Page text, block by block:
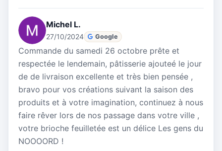
Michel L.
27/10/2024 Google
Commande du samedi 26 octobre prête et
respectée le lendemain, pâtisserie ajouteé le jour
de de livraison excellente et très bien pensée ,
bravo pour vos créations suivant la saison des
produits et à votre imagination, continuez à nous
faire rêver lors de nos passage dans votre ville ,
votre brioche feuilletée est un délice Les gens du
NOOOORD !